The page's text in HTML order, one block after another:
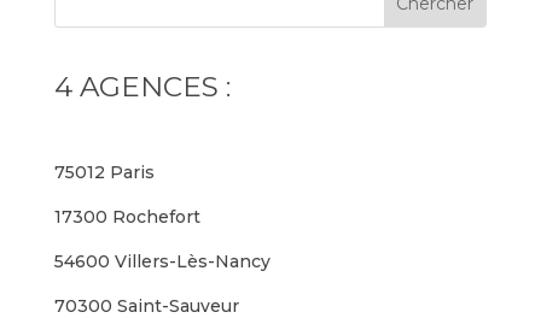
4 AGENCES :
75012 Paris
17300 Rochefort
54600 Villers-Lès-Nancy
70300 Saint-Sauveur